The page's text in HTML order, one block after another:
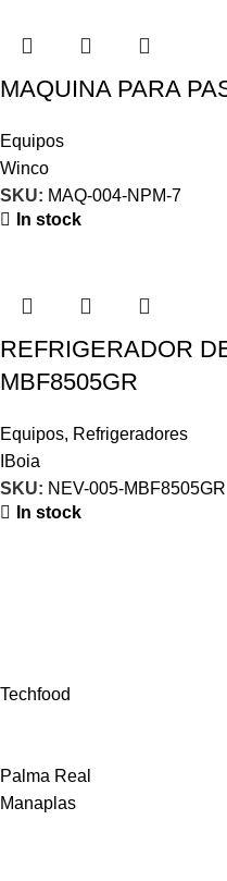
MAQUINA PARA
Equipos
Winco
SKU: MAQ-004-NPM-7
In stock
REFRIGERADOR
MBF8505GR
Equipos, Refrigeradores
IBoia
SKU: NEV-005-MBF8505GR
In stock
Techfood
Palma Real
Manaplas